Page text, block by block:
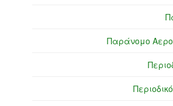
Παράνομο